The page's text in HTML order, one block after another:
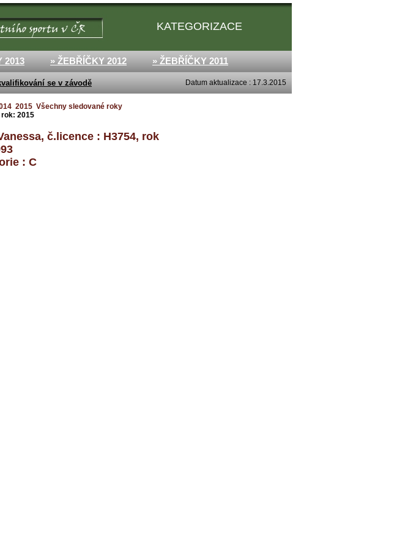
KATEGORIZACE
2013 » ŽEBŘÍČKY 2012 » ŽEBŘÍČKY 2011
se v závodě Datum aktualizace : 17.3.2015
2015 Všechny sledované roky
2015
č.licence : H3754, rok
: C